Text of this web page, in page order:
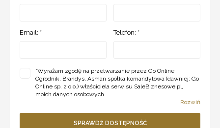
Email: * Telefon: *
*Wyrażam zgodę na przetwarzanie przez Go Online
Ogrodnik, Brandys, Asman spółka komandytowa (dawniej: Go
Online sp. z o.o.) właściciela serwisu SaleBiznesowe.pl,
moich danych osobowych...
Rozwiń
SPRAWDŹ DOSTĘPNOŚĆ